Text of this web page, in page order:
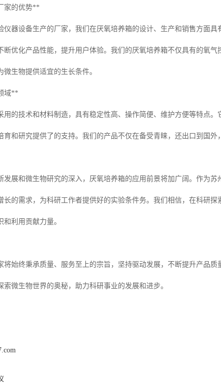
家的优势**
仪器设备生产的厂家，我们在厌氧培养箱的设计、生产和销售方面
断优化产品性能，提升用户体验。我们的厌氧培养箱不仅具有的氧
生物提供适宜的生长条件。
域**
用的技术和材料制造，具有稳定性高、操作简便、维护方便等特点
育和研究提供了的支持。我们的产品不仅在备受青睐，还出口到国外
发展和微生物研究的深入，厌氧培养箱的应用前景将加广阔。作为
长的需求，为科研工作者提供好的实验条件务。我们相信，在科研
利用贡献力量。
将始终秉承质量、服务至上的宗旨，坚持驱动发展，不断提升产品
索微生物世界的奥秘，助力科研事业的发展和进步。